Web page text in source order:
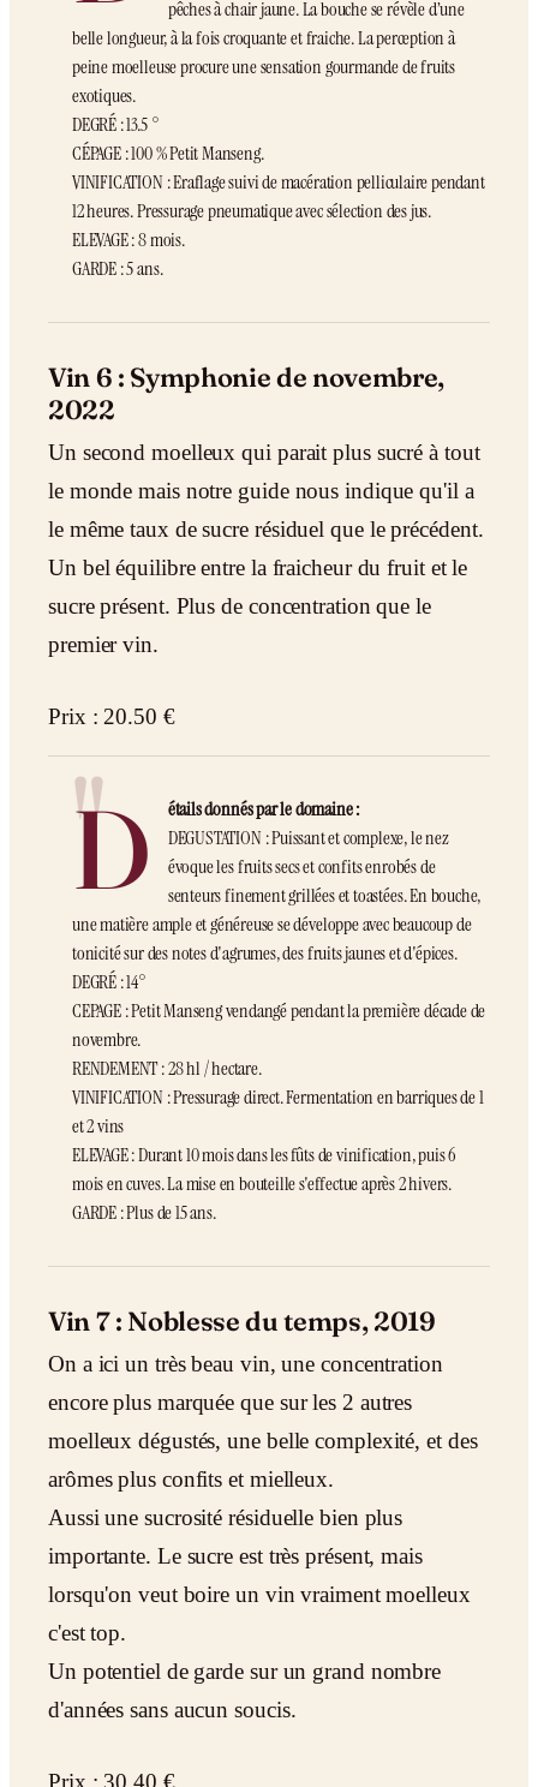
pêches à chair jaune. La bouche se révèle d’une
belle longueur, à la fois croquante et fraiche. La perception à
peine moelleuse procure une sensation gourmande de fruits
exotiques.
DEGRÉ : 13.5 °
CÉPAGE : 100 % Petit Manseng.
VINIFICATION : Eraflage suivi de macération pelliculaire pendant
12 heures. Pressurage pneumatique avec sélection des jus.
ELEVAGE : 8 mois.
GARDE : 5 ans.
Vin 6 : Symphonie de novembre,
2022
Un second moelleux qui parait plus sucré à tout
le monde mais notre guide nous indique qu'il a
le même taux de sucre résiduel que le précédent.
Un bel équilibre entre la fraicheur du fruit et le
sucre présent. Plus de concentration que le
premier vin.
Prix : 20.50 €
D
étails donnés par le domaine :
DEGUSTATION : Puissant et complexe, le nez
évoque les fruits secs et confits enrobés de
senteurs finement grillées et toastées. En bouche,
une matière ample et généreuse se développe avec beaucoup de
tonicité sur des notes d'agrumes, des fruits jaunes et d'épices.
DEGRÉ : 14°
CEPAGE : Petit Manseng vendangé pendant la première décade de
novembre.
RENDEMENT : 28 hl / hectare.
VINIFICATION : Pressurage direct. Fermentation en barriques de 1
et 2 vins
ELEVAGE : Durant 10 mois dans les fûts de vinification, puis 6
mois en cuves. La mise en bouteille s'effectue après 2 hivers.
GARDE : Plus de 15 ans.
Vin 7 : Noblesse du temps, 2019
On a ici un très beau vin, une concentration
encore plus marquée que sur les 2 autres
moelleux dégustés, une belle complexité, et des
arômes plus confits et mielleux.
Aussi une sucrosité résiduelle bien plus
importante. Le sucre est très présent, mais
lorsqu'on veut boire un vin vraiment moelleux
c'est top.
Un potentiel de garde sur un grand nombre
d'années sans aucun soucis.
Prix : 30.40 €